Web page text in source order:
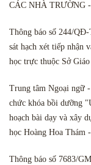
CÁC NHÀ TRƯỜNG
Thông báo số 244/
sát hạch xét tiếp nhận
học trực thuộc Sở
Trung tâm Ngoại ngữ
chức khóa bồi dưỡng
hoạch bài dạy và xây
học Hoàng Hoa
Thông báo số 7683/